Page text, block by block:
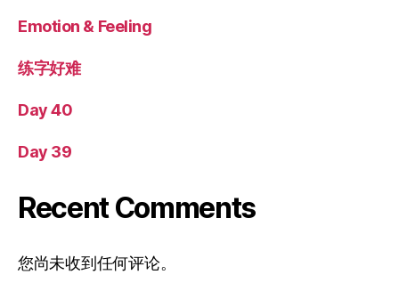
Emotion & Feeling
练字好难
Day 40
Day 39
Recent Comments
您尚未收到任何评论。